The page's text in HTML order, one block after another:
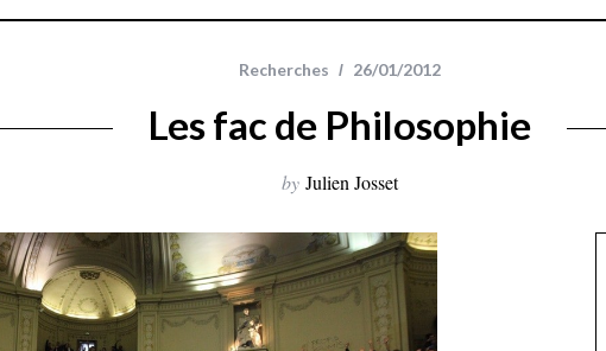
Recherches 26/01/2012
Les fac de Philosophie
by Julien Josset